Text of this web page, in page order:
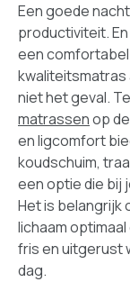
Een goede
productiviteit.
een comfortabel
kwaliteitsmatras
niet het geval.
matrassenop
en ligcomfort
koudschuim,
een optie die bij
Het is belangrijk
lichaam
fris en uitgerust
dag.